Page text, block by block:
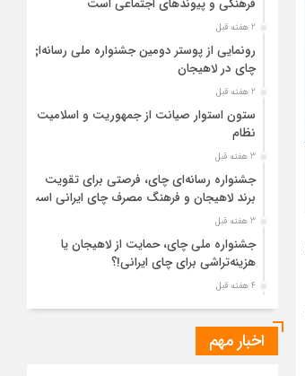
فرهنگی و پیوندهای اجتماعی است
2 هفته قبل
رونمایی از پوستر دومین جشنواره ملی رسانه‌ای
چای در لاهیجان
2 هفته قبل
ستون استوار صیانت از جمهوریت و اسلامیت
نظام
3 هفته قبل
جشنواره رسانه‌ای چای، فرصتی برای تقویت
برند لاهیجان و فرهنگ مصرف چای ایرانی است
3 هفته قبل
جشنواره ملی چای، حمایت از لاهیجان یا
هزینه‌تراشی برای چای ایرانی!؟
4 هفته قبل
پیکر مطهر رهبر شهید انقلاب در حرم مطهر
رضوی آرام گرفت
اخبار مهم